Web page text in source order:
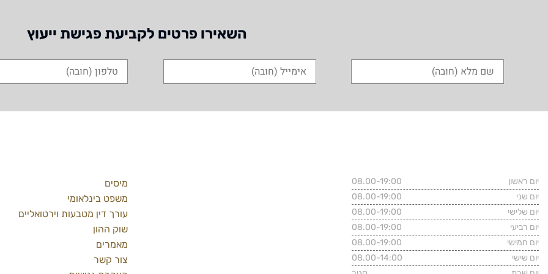
השאירו פרטים לקביעת פגישת ייעוץ
יום ראשון
08.00-19:00
יום שני
08.00-19:00
יום שלישי
08.00-19:00
יום רביעי
08.00-19:00
יום חמישי
08.00-19:00
יום שישי
08.00-14:00
מיסים
משפט בינלאומי
עורך דין מטבעות וירטואליים
שוק ההון
מאמרים
צור קשר